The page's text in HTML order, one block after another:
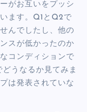
がお互いをプッシ
ます。Q1とQ2で
んでしたし、他の
スが低かったのか
コンディションで
うなるか見てみま
は発表されていな